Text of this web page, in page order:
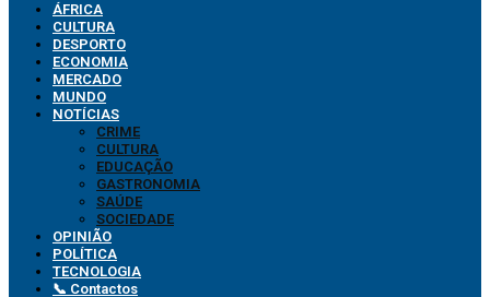
ÁFRICA
CULTURA
DESPORTO
ECONOMIA
MERCADO
MUNDO
NOTÍCIAS
CRIME
CULTURA
EDUCAÇÃO
GASTRONOMIA
SAÚDE
SOCIEDADE
OPINIÃO
POLÍTICA
TECNOLOGIA
📞 Contactos